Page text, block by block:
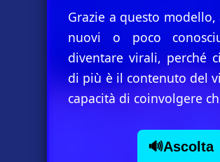
Grazie a questo
nuovi o poco
diventare virali, perché
di più è il contenuto del
capacità di coinvolgere
🔊Ascolta